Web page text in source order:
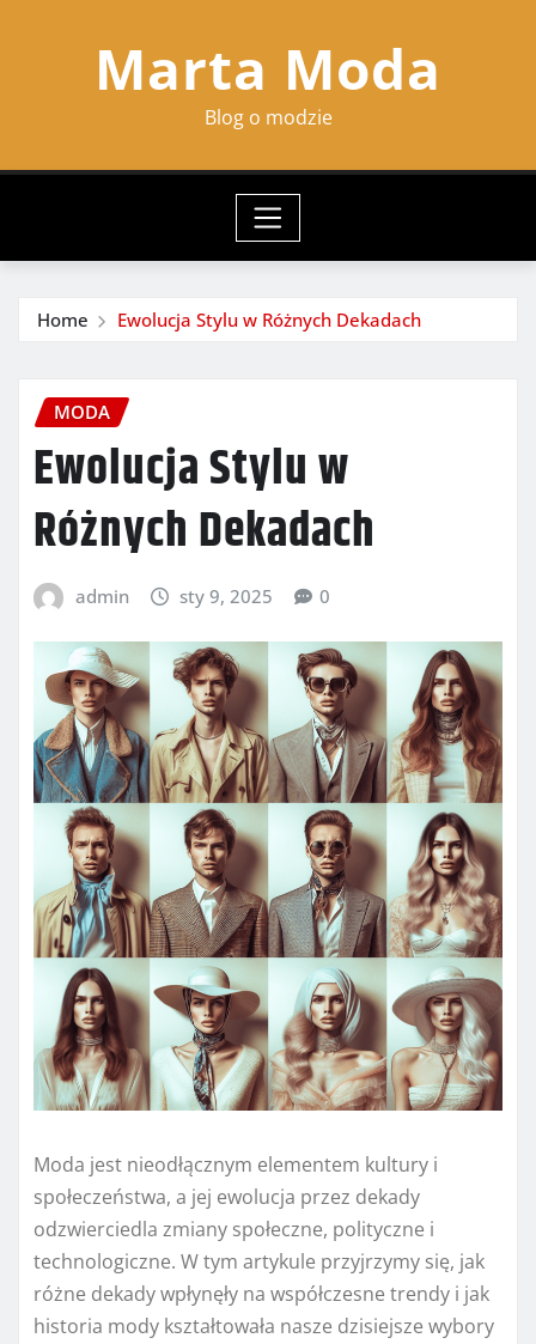
Marta Moda
Blog o modzie
Home Ewolucja Stylu w Różnych Dekadach
MODA
Ewolucja Stylu w
Różnych Dekadach
admin sty 9, 2025 0
Moda jest nieodłącznym elementem kultury i
społeczeństwa, a jej ewolucja przez dekady
odzwierciedla zmiany społeczne, polityczne i
technologiczne. W tym artykule przyjrzymy się, jak
różne dekady wpłynęły na współczesne trendy i jak
historia mody kształtowała nasze dzisiejsze wybory